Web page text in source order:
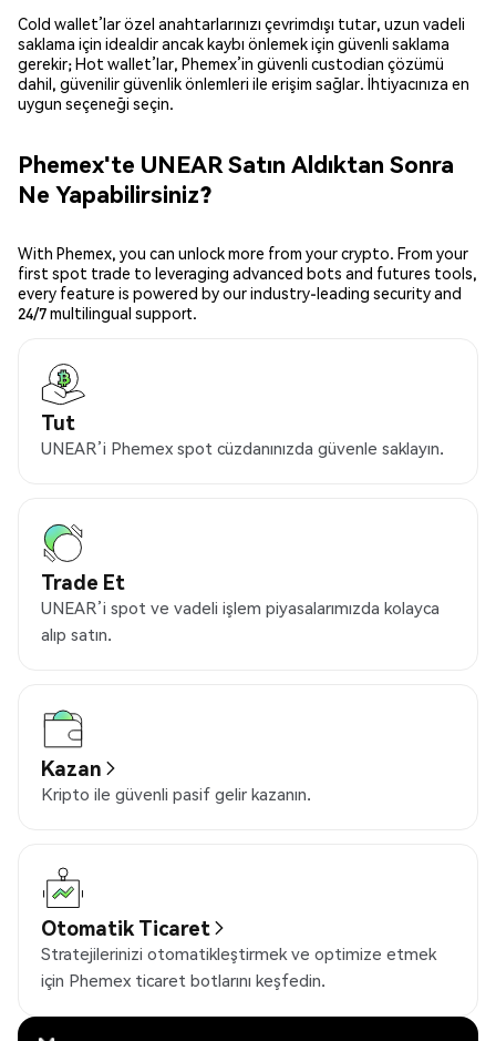
Cold wallet’lar özel anahtarlarınızı çevrimdışı tutar, uzun vadeli
saklama için idealdir ancak kaybı önlemek için güvenli saklama
gerekir; Hot wallet’lar, Phemex’in güvenli custodian çözümü
dahil, güvenilir güvenlik önlemleri ile erişim sağlar. İhtiyacınıza en
uygun seçeneği seçin.
Phemex'te UNEAR Satın Aldıktan Sonra
Ne Yapabilirsiniz?
With Phemex, you can unlock more from your crypto. From your
first spot trade to leveraging advanced bots and futures tools,
every feature is powered by our industry-leading security and
24/7 multilingual support.
Tut
UNEAR’i Phemex spot cüzdanınızda güvenle saklayın.
Trade Et
UNEAR’i spot ve vadeli işlem piyasalarımızda kolayca
alıp satın.
Kazan
Kripto ile güvenli pasif gelir kazanın.
Otomatik Ticaret
Stratejilerinizi otomatikleştirmek ve optimize etmek
için Phemex ticaret botlarını keşfedin.